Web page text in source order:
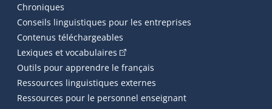
Chroniques
Conseils linguistiques pour les entreprises
Contenus téléchargeables
Lexiques et vocabulaires (Cet hyperlien externe s'ouvrira
Outils pour apprendre le français
Ressources linguistiques externes
Ressources pour le personnel enseignant